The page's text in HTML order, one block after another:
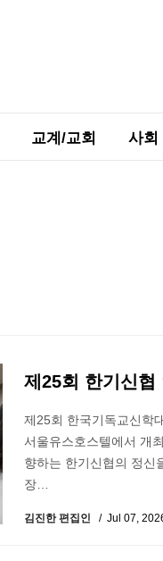
교계/교회 사회
제25회 한기신협
제25회 한국기독교신학
서울유스호스텔에서 개
향하는 한기신협의 정신
장…
김진한 편집인 Jul 07,